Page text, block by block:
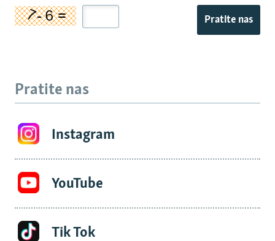
Pratite nas
Pratite nas
Instagram
YouTube
Tik Tok